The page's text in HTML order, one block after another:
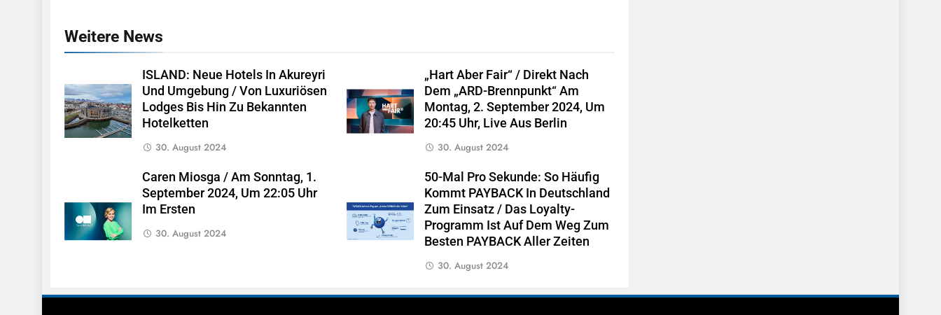
Weitere News
ISLAND: Neue Hotels In Akureyri
Und Umgebung / Von Luxuriösen
Lodges Bis Hin Zu Bekannten
Hotelketten
30. August 2024
„hart Aber Fair“ / Direkt Nach
Dem „ARD-Brennpunkt“ Am
Montag, 2. September 2024, Um
20:45 Uhr, Live Aus Berlin
30. August 2024
Caren Miosga / Am Sonntag, 1.
September 2024, Um 22:05 Uhr
Im Ersten
30. August 2024
50-Mal Pro Sekunde: So Häufig
Kommt PAYBACK In Deutschland
Zum Einsatz / Das Loyalty-
Programm Ist Auf Dem Weg Zum
Besten PAYBACK Aller Zeiten
30. August 2024